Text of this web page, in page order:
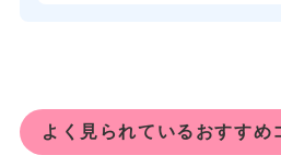
よく見られているおすすめ